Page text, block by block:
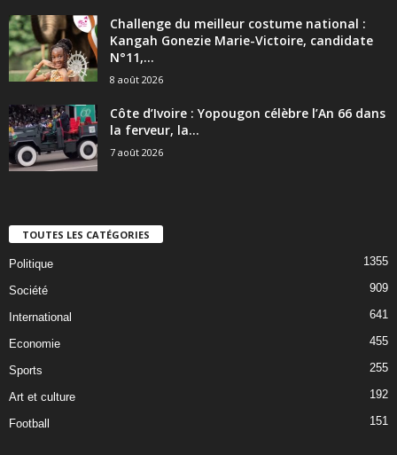
Challenge du meilleur costume national :
Kangah Gonezie Marie-Victoire, candidate
N°11,...
8 août 2026
Côte d’Ivoire : Yopougon célèbre l’An 66 dans
la ferveur, la...
7 août 2026
TOUTES LES CATÉGORIES
Politique 1355
Société 909
International 641
Economie 455
Sports 255
Art et culture 192
Football 151